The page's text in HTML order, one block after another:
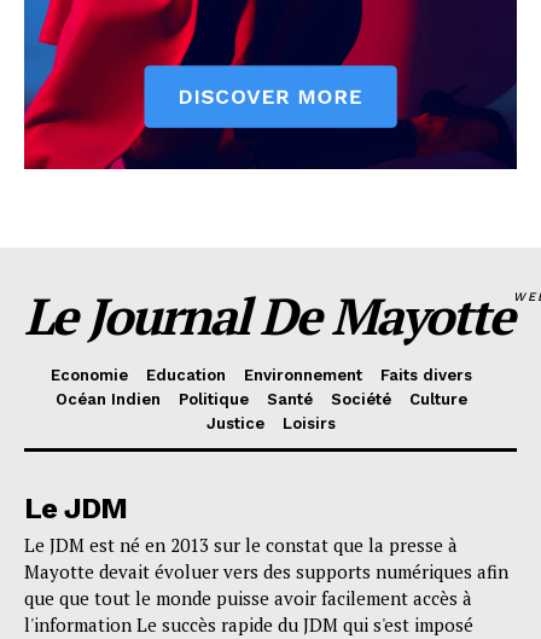
Le Journal De Mayotte
Economie Education Environnement
Faits divers
Océan Indien
Politique Santé Société
Culture
Justice
Loisirs
Le JDM
Le JDM est né en 2013 sur le constat que la presse à
Mayotte devait évoluer vers des supports numériques afin
que que tout le monde puisse avoir facilement accès à
l'information Le succès rapide du JDM qui s'est imposé